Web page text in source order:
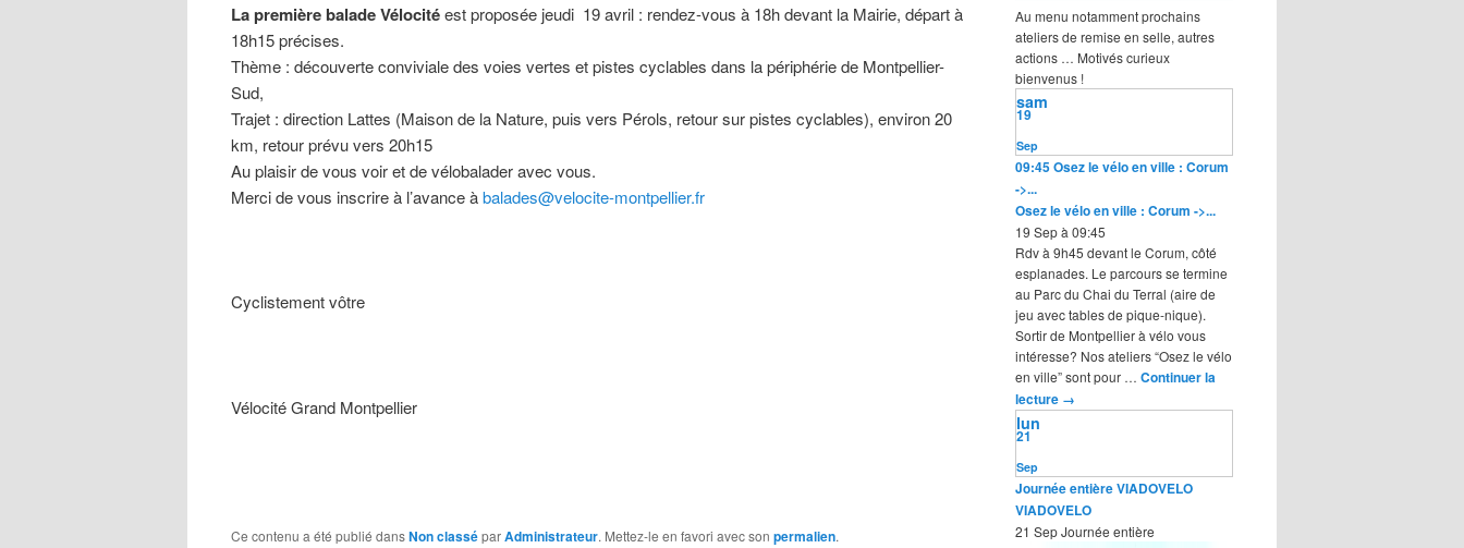
La première balade Vélocitéest proposée jeudi 19 avril : rendez-vous à 18h devant la Mairie, départ à
18h15 précises.
Thème : découverte conviviale des voies vertes et pistes cyclables dans la périphérie de Montpellier-
Sud,
Trajet : direction Lattes (Maison de la Nature, puis vers Pérols, retour sur pistes cyclables), environ 20
km, retour prévu vers 20h15
Au plaisir de vous voir et de vélobalader avec vous.
Merci de vous inscrire à l’avance àbalades@velocite-montpellier.fr
Cyclistement vôtre
Vélocité Grand Montpellier
Ce contenu a été publié dansNon classéparAdministrateur. Mettez-le en favori avec son permalien.
Au menu notamment prochains
ateliers de remise en selle, autres
actions … Motivés curieux
bienvenus !
Sep
19
sam
09:45Osez le vélo en ville : Corum
->...
Osez le vélo en ville : Corum ->...
19 Sep à 09:45
Rdv à 9h45 devant le Corum, côté
esplanades. Le parcours se termine
au Parc du Chai du Terral (aire de
jeu avec tables de pique-nique).
Sortir de Montpellier à vélo vous
intéresse? Nos ateliers “Osez le vélo
en ville” sont pour … Continuer la
lecture →
Sep
21
lun
Journée entièreVIADOVELO
VIADOVELO
21 SepJournée entière